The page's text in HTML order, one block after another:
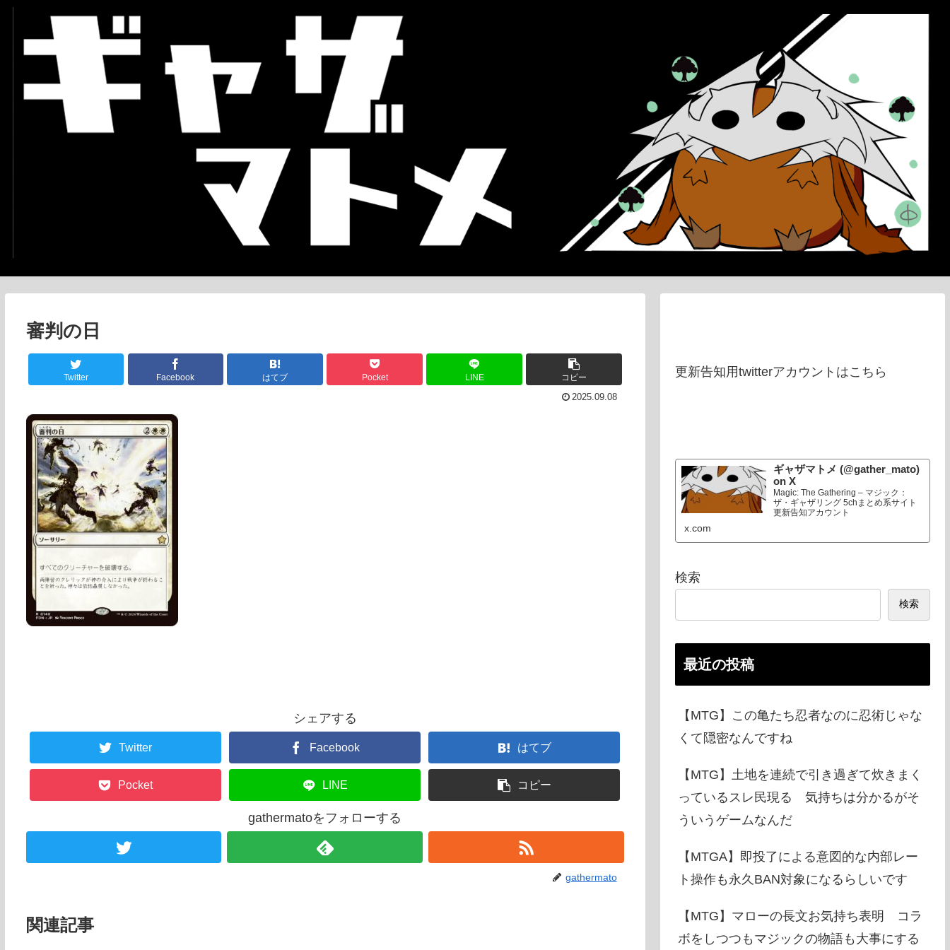
審判の日
Twitter Facebook はてブ Pocket LINE コピー
2025.09.08
シェアする
Twitter Facebook はてブ
Pocket LINE コピー
gathermatoをフォローする
gathermato
関連記事
更新告知用twitterアカウントはこちら
ギャザマトメ (@gather_mato)
on X
Magic: The Gathering – マジック：
ザ・ギャザリング 5chまとめ系サイト
更新告知アカウント
x.com
検索
検索
最近の投稿
【MTG】この亀たち忍者なのに忍術じゃな
くて隠密なんですね
【MTG】土地を連続で引き過ぎて炊きまく
っているスレ民現る 気持ちは分かるがそ
ういうゲームなんだ
【MTGA】即投了による意図的な内部レー
ト操作も永久BAN対象になるらしいです
【MTG】マローの長文お気持ち表明 コラ
ボをしつつもマジックの物語も大事にする